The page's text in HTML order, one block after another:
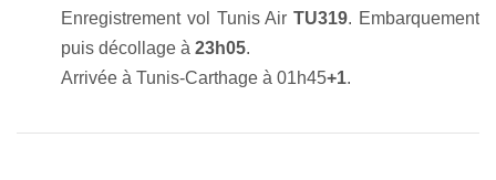
Enregistrement vol Tunis AirTU319. Embarquement
puis décollage à 23h05.
Arrivée à Tunis-Carthage à 01h45+1.